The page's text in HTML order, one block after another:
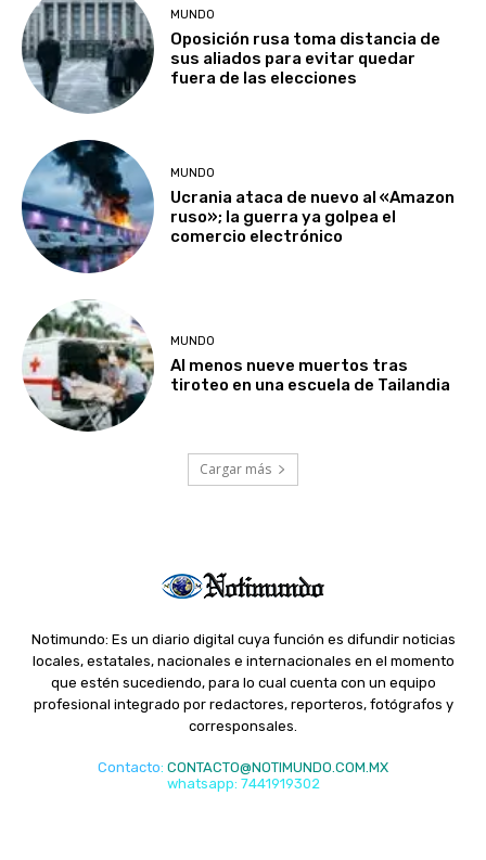
MUNDO
Oposición rusa toma distancia de
sus aliados para evitar quedar
fuera de las elecciones
MUNDO
Ucrania ataca de nuevo al «Amazon
ruso»; la guerra ya golpea el
comercio electrónico
MUNDO
Al menos nueve muertos tras
tiroteo en una escuela de Tailandia
Cargar más
Notimundo: Es un diario digital cuya función es difundir noticias
locales, estatales, nacionales e internacionales en el momento
que estén sucediendo, para lo cual cuenta con un equipo
profesional integrado por redactores, reporteros, fotógrafos y
corresponsales.
Contacto: CONTACTO@NOTIMUNDO.COM.MX
whatsapp: 7441919302